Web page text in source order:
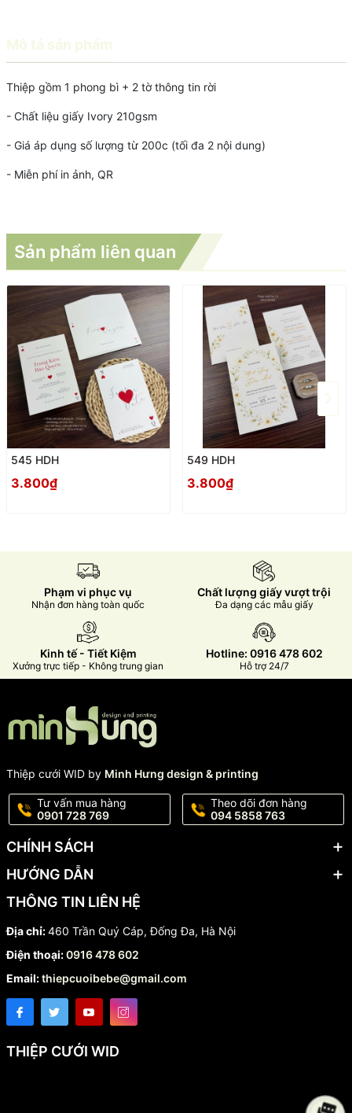
Mô tả sản phẩm
Thiệp gồm 1 phong bì + 2 tờ thông tin rời
- Chất liệu giấy Ivory 210gsm
- Giá áp dụng số lượng từ 200c (tối đa 2 nội dung)
- Miễn phí in ảnh, QR
Sản phẩm liên quan
545 HDH
3.800₫
549 HDH
3.800₫
Phạm vi phục vụ
Nhận đơn hàng toàn quốc
Chất lượng giấy vượt trội
Đa dạng các mẫu giấy
Kinh tế - Tiết Kiệm
Xưởng trực tiếp - Không trung gian
Hotline: 0916 478 602
Hỗ trợ 24/7
Thiệp cưới WID by Minh Hưng design & printing
Tư vấn mua hàng
0901 728 769
Theo dõi đơn hàng
094 5858 763
CHÍNH SÁCH
HƯỚNG DẪN
THÔNG TIN LIÊN HỆ
Địa chỉ:460 Trần Quý Cáp, Đống Đa, Hà Nội
Điện thoại:0916 478 602
Email:thiepcuoibebe@gmail.com
THIỆP CƯỚI WID